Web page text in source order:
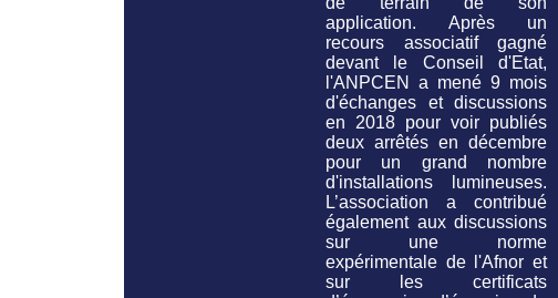
application. Après un
recours associatif gagné
devant le Conseil d'Etat,
l'ANPCEN a mené 9 mois
d'échanges et discussions
en 2018 pour voir publiés
deux arrêtés en décembre
pour un grand nombre
d'installations lumineuses.
L’association a contribué
également aux discussions
sur une norme
expérimentale de l'Afnor et
sur les certificats